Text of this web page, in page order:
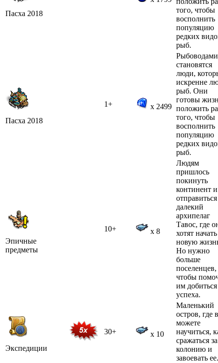
Пасха 2018
того, чтобы
восполнить
популяцию
редких
рыб.
Пасха 2018
1+ x 2499
Рыбоводами
становятся
люди,
искренне
рыб. Они
готовы
положить
того, чтобы
восполнить
популяцию
редких
рыб.
Эпичные
предметы
10+ x 8
Людям
пришлось
покинуть
континент и
далекий
архипелаг
Тавос, где
хотят начать
новую
Но нужно
больше
поселенцев,
чтобы
им добиться
успеха.
Экспедиции
30+ x 10
Маленький
остров, где
можете
научиться,
сражаться за
колонию и
завоевать ее.